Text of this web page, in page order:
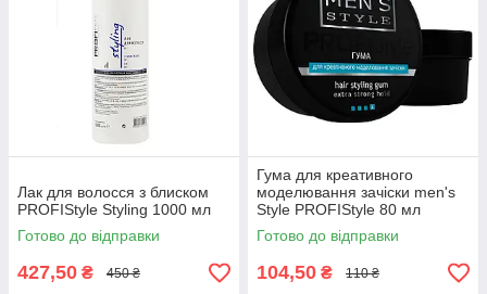
Лак для волосся з блиском
PROFIStyle Styling 1000 мл
Готово до відправки
427,50 ₴ 450 ₴
Гума для креативного
моделювання зачіски men's
Style PROFIStyle 80 мл
Готово до відправки
104,50 ₴ 110 ₴